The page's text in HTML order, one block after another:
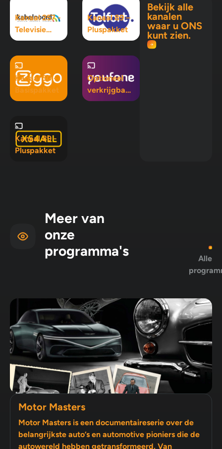
Kanaal 257 -
Televisie
Maximaal
Kanaal 89 –
Pluspakket
Kanaal 50 -
Basispakket
Optioneel
verkrijgbaar
in Mix 5, Mix
Kanaal 89 -
Pluspakket
Bekijk alle
kanalen
waar u ONS
kunt zien.
Meer van
onze
programma's
Alle
Motor Masters
Motor Masters is een documentaireserie over de
belangrijkste auto’s en automotive pioniers die de
autowereld hebben getransformeerd. Van